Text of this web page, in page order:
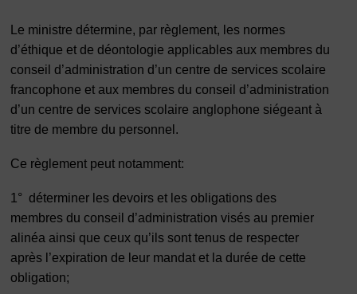
Le ministre détermine, par règlement, les normes
d’éthique et de déontologie applicables aux membres du
conseil d’administration d’un centre de services scolaire
francophone et aux membres du conseil d’administration
d’un centre de services scolaire anglophone siégeant à
titre de membre du personnel.
Ce règlement peut notamment:
1° déterminer les devoirs et les obligations des
membres du conseil d’administration visés au premier
alinéa ainsi que ceux qu’ils sont tenus de respecter
après l’expiration de leur mandat et la durée de cette
obligation;